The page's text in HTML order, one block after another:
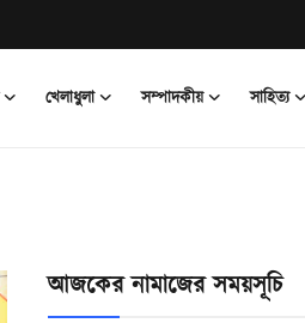
খেলাধুলা সম্পাদকীয় সাহিত্য
আজকের নামাজের সময়সূচি